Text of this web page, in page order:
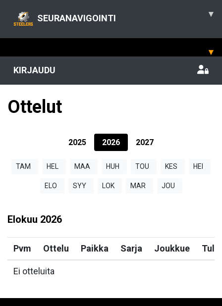
SEURANAVIGOINTI ▾
▾
KIRJAUDU
Ottelut
2025 2026 2027
TAM HEL MAA HUH TOU KES HEI
ELO SYY LOK MAR JOU
Elokuu 2026
Pvm Ottelu Paikka Sarja Joukkue
Ei otteluita